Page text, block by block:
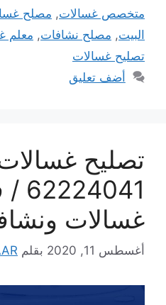
متخصص غسالات, مصلح
البيت, مصلح نشافات, معلم
تصليح غسالات
أضف تعليق
تصليح
غسالات
أغسطس 11, 2020 بقلم